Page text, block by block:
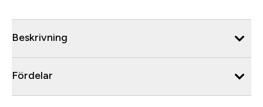
Beskrivning
Fördelar